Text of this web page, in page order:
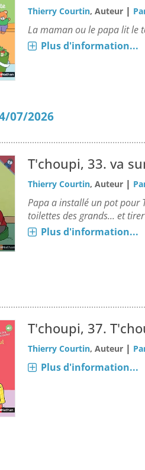
Thierry Courtin, Auteur |
La maman ou le papa lit le
Plus d'information...
07/2026
T'choupi, 33. va
Thierry Courtin, Auteur |
Papa a installé un pot pour
toilettes des grands... et
Plus d'information...
T'choupi, 37.
Thierry Courtin, Auteur |
Plus d'information...